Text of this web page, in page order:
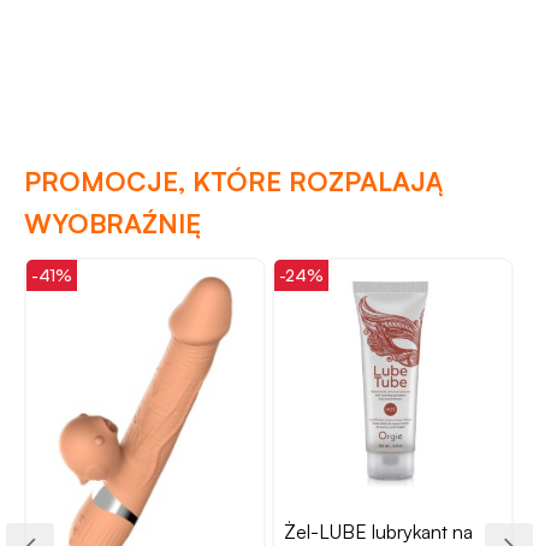
PROMOCJE, KTÓRE ROZPALAJĄ
WYOBRAŹNIĘ
-41% -24%
Żel-LUBE lubrykant na